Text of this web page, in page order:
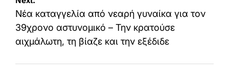
Νέα καταγγελία από νεαρή γυναίκα για τον
39χρονο αστυνομικό – Την κρατούσε
αιχμάλωτη, τη βίαζε και την εξέδιδε